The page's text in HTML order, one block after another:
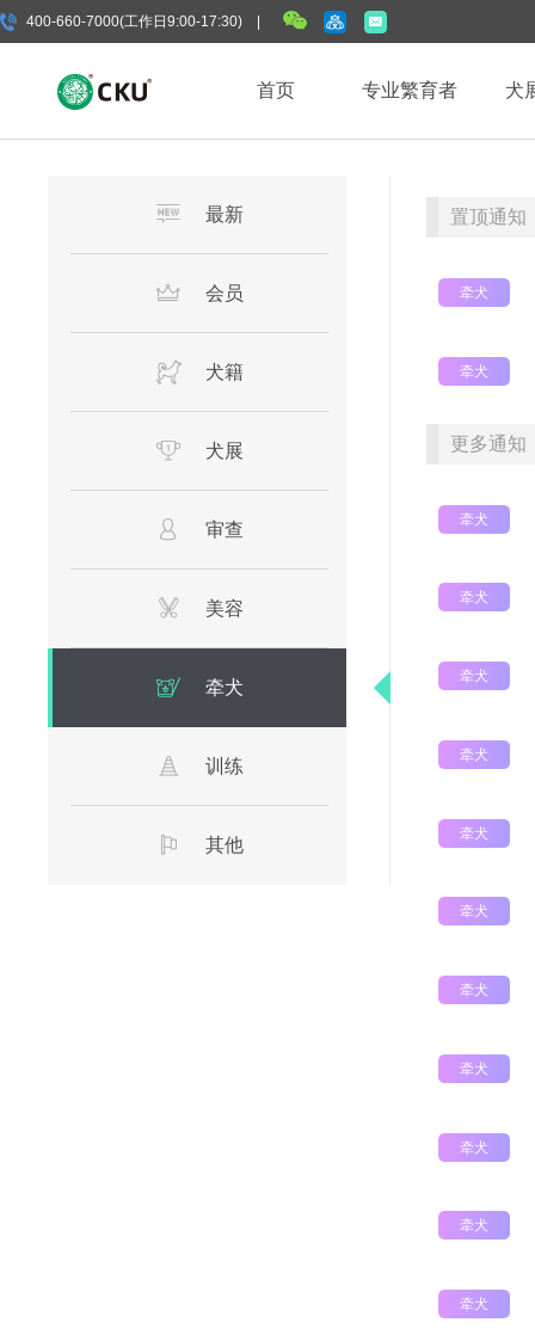
400-660-7000(工作日9:00-17:30) |
首页 专业繁育者 犬
最新
会员
犬籍
犬展
审查
美容
牵犬
训练
其他
置顶通知
牵犬
牵犬
更多通知
牵犬
牵犬
牵犬
牵犬
牵犬
牵犬
牵犬
牵犬
牵犬
牵犬
牵犬